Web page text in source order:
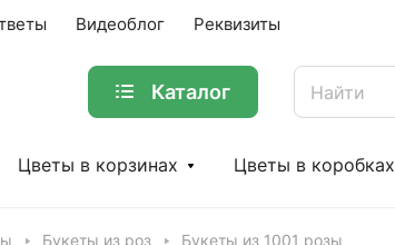
Видеоблог Реквизиты
Каталог
Цветы в корзинах Цветы в коробках
Букеты из роз Букеты из 1001 розы